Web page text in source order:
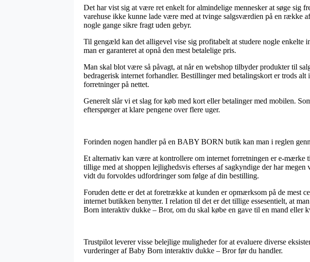
Det har vist sig at være ret enkelt for almindelige mennesker at søge
varehuse ikke kunne lade være med at tvinge salgsværdien på en række
nogle gange sikre fragt uden gebyr.
Til gengæld kan det alligevel vise sig profitabelt at studere nogle
man er garanteret at opnå den mest betalelige pris.
Man skal blot være så påvagt, at når en webshop tilbyder produkter til
bedragerisk internet forhandler. Bestillinger med betalingskort er trods
forretninger på nettet.
Generelt slår vi et slag for køb med kort eller betalinger med mobilen.
efterspørger at klare pengene over flere uger.
Forinden nogen handler på en BABY BORN butik kan man i reglen
Et alternativ kan være at kontrollere om internet forretningen er e-mærke
tillige med at shoppen lejlighedsvis efterses af sagkyndige der har
vidt du forvoldes udfordringer som følge af din bestilling.
Foruden dette er det at foretrække at kunden er opmærksom på de mest
internet butikken benytter. I relation til det er det tillige essesentielt, at
Born interaktiv dukke – Bror, om du skal købe en gave til en mand eller
Trustpilot leverer visse belejlige muligheder for at evaluere diverse
vurderinger af Baby Born interaktiv dukke – Bror før du handler.